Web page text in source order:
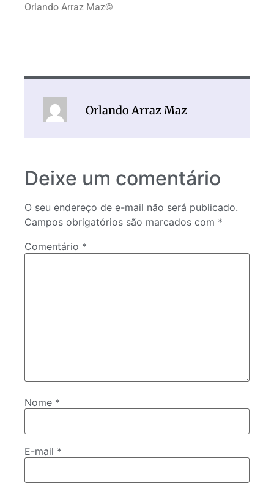
Orlando Arraz Maz©
Orlando Arraz Maz
Deixe um comentário
O seu endereço de e-mail não será publicado.
Campos obrigatórios são marcados com *
Comentário *
Nome *
E-mail *